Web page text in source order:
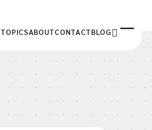
TOPICSABOUTCONTACTBLOG